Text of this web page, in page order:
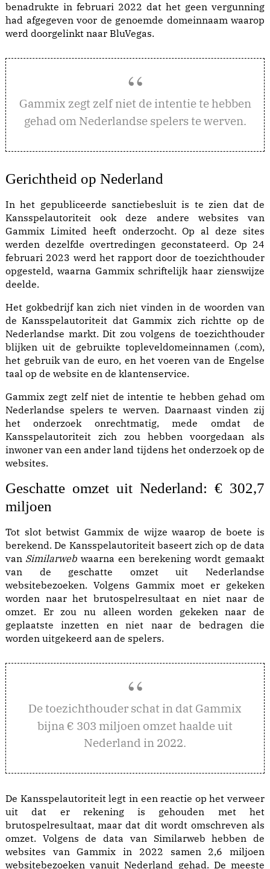
benadrukte in februari 2022 dat het geen vergunning
had afgegeven voor de genoemde domeinnaam waarop
werd doorgelinkt naar BluVegas.
Gammix zegt zelf niet de intentie te hebben
gehad om Nederlandse spelers te werven.
Gerichtheid op Nederland
In het gepubliceerde sanctiebesluit is te zien dat de
Kansspelautoriteit ook deze andere websites van
Gammix Limited heeft onderzocht. Op al deze sites
werden dezelfde overtredingen geconstateerd. Op 24
februari 2023 werd het rapport door de toezichthouder
opgesteld, waarna Gammix schriftelijk haar zienswijze
deelde.
Het gokbedrijf kan zich niet vinden in de woorden van
de Kansspelautoriteit dat Gammix zich richtte op de
Nederlandse markt. Dit zou volgens de toezichthouder
blijken uit de gebruikte topleveldomeinnamen (.com),
het gebruik van de euro, en het voeren van de Engelse
taal op de website en de klantenservice.
Gammix zegt zelf niet de intentie te hebben gehad om
Nederlandse spelers te werven. Daarnaast vinden zij
het onderzoek onrechtmatig, mede omdat de
Kansspelautoriteit zich zou hebben voorgedaan als
inwoner van een ander land tijdens het onderzoek op de
websites.
Geschatte omzet uit Nederland: € 302,7
miljoen
Tot slot betwist Gammix de wijze waarop de boete is
berekend. De Kansspelautoriteit baseert zich op de data
van Similarweb waarna een berekening wordt gemaakt
van de geschatte omzet uit Nederlandse
websitebezoeken. Volgens Gammix moet er gekeken
worden naar het brutospelresultaat en niet naar de
omzet. Er zou nu alleen worden gekeken naar de
geplaatste inzetten en niet naar de bedragen die
worden uitgekeerd aan de spelers.
De toezichthouder schat in dat Gammix
bijna € 303 miljoen omzet haalde uit
Nederland in 2022.
De Kansspelautoriteit legt in een reactie op het verweer
uit dat er rekening is gehouden met het
brutospelresultaat, maar dat dit wordt omschreven als
omzet. Volgens de data van Similarweb hebben de
websites van Gammix in 2022 samen 2,6 miljoen
websitebezoeken vanuit Nederland gehad. De meeste